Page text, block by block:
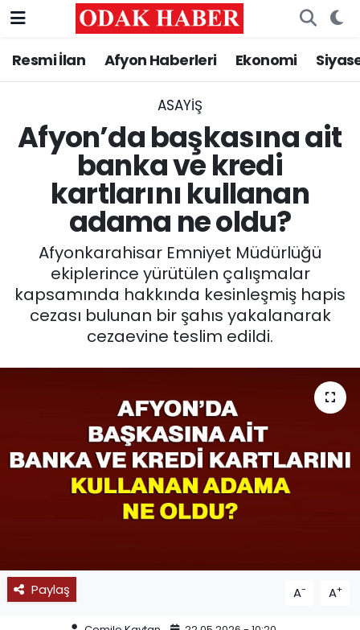
Resmi İlan Afyon Haberleri Ekonomi
ASAYİŞ
Afyon’da başkasına ait
banka ve kredi
kartlarını kullanan
adama ne oldu?
Afyonkarahisar Emniyet Müdürlüğü
ekiplerince yürütülen çalışmalar
kapsamında hakkında kesinleşmiş hapis
cezası bulunan bir şahıs yakalanarak
cezaevine teslim edildi.
Paylaş A- A+
AFYONKARAHİSAR HABERLERİ
ASAYİŞ
GÜNCEL
SİYASET
EĞİTİM
MAGAZİN
SAĞLIK
11:11 MANŞET
Nöbetçi Eczaneler
Trafik Durumu
Süper Lig Puan Durumu ve Fikstür
Tüm Manşetler
Son Dakika Haberleri
Haber Arşivi